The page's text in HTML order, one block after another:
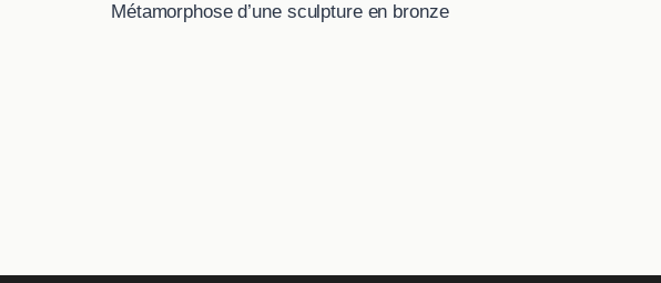
Métamorphose d’une sculpture en bronze